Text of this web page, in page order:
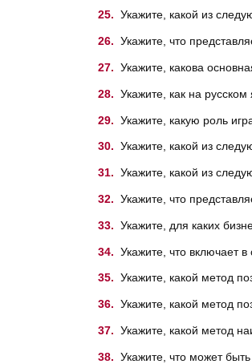
Укажите, какой из
Укажите, что
Укажите, какова
Укажите, как на русском
Укажите, какую роль
Укажите, какой из
Укажите, какой из
Укажите, что
Укажите, для каких
Укажите, что включает
Укажите, какой метод
Укажите, какой метод
Укажите, какой метод
Укажите, что может быть